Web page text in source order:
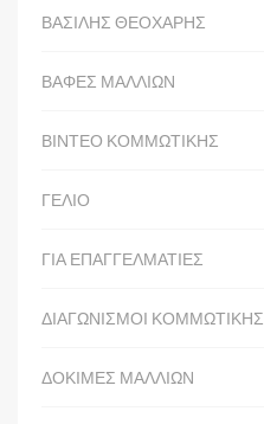
ΒΑΣΙΛΗΣ ΘΕΟΧΑΡΗΣ
ΒΑΦΕΣ ΜΑΛΛΙΩΝ
ΒΙΝΤΕΟ ΚΟΜΜΩΤΙΚΗΣ
ΓΕΛΙΟ
ΓΙΑ ΕΠΑΓΓΕΛΜΑΤΙΕΣ
ΔΙΑΓΩΝΙΣΜΟΙ ΚΟΜΜΩΤΙΚΗΣ
ΔΟΚΙΜΕΣ ΜΑΛΛΙΩΝ